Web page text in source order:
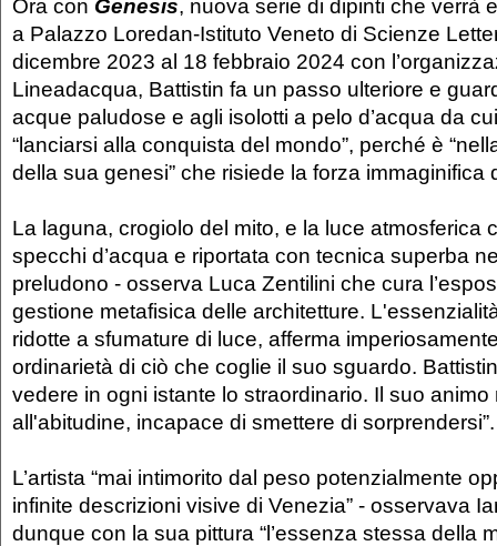
Ora con Genesis, nuova serie di dipinti che verrà
a Palazzo Loredan-Istituto Veneto di Scienze
dicembre 2023 al 18 febbraio 2024 con
Lineadacqua, Battistin fa un passo ulteriore e
acque paludose e agli isolotti a pelo d’acqua da
“lanciarsi alla conquista del mondo”, perché è
della sua genesi” che risiede la forza immaginifica
La laguna, crogiolo del mito, e la luce atmosferica
specchi d’acqua e riportata con tecnica superba
preludono - osserva Luca Zentilini che cura
gestione metafisica delle architetture.
ridotte a sfumature di luce, afferma
ordinarietà di ciò che coglie il suo sguardo.
vedere in ogni istante lo straordinario. Il suo
all'abitudine, incapace di smettere di sorprendersi”.
L’artista “mai intimorito dal peso potenzialmente
infinite descrizioni visive di Venezia” - osservava
dunque con la sua pittura “l’essenza stessa della